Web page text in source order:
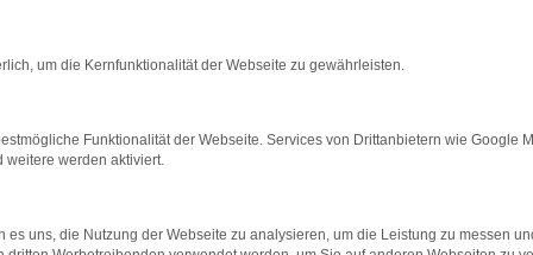
das passende Fahrzeug für Sie. Der Vorteil dieses
Ausstattung und eine enorme Effizienz hinsichtlich
oder Jahreswagen. Entsprechend haben Sie die
stehen Ihnen für all Ihre Fragen Rede und Antwort.
Network Error
um die Kernfunktionalität der Webseite zu gewährleisten.
Funktionalität der Webseite. Services von Drittanbietern wie Google
weitere werden aktiviert.
es uns, die Nutzung der Webseite zu analysieren, um die Leistung zu messen